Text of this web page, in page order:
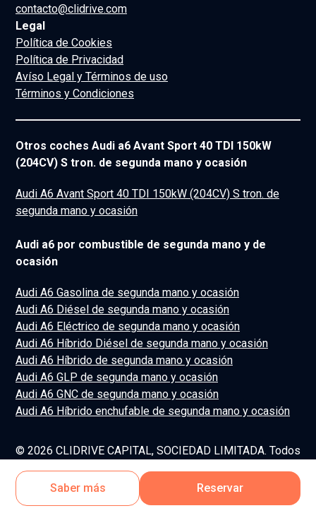
Saber más Reservar
contacto@clidrive.com
Legal
Política de Cookies
Política de Privacidad
Avíso Legal y Términos de uso
Términos y Condiciones
Otros coches Audi a6 Avant Sport 40 TDI 150kW
(204CV) S tron. de segunda mano y ocasión
Audi A6 Avant Sport 40 TDI 150kW (204CV) S tron. de
segunda mano y ocasión
Audi a6 por combustible de segunda mano y de
ocasión
Audi A6 Gasolina de segunda mano y ocasión
Audi A6 Diésel de segunda mano y ocasión
Audi A6 Eléctrico de segunda mano y ocasión
Audi A6 Híbrido Diésel de segunda mano y ocasión
Audi A6 Híbrido de segunda mano y ocasión
Audi A6 GLP de segunda mano y ocasión
Audi A6 GNC de segunda mano y ocasión
Audi A6 Híbrido enchufable de segunda mano y ocasión
© 2026 CLIDRIVE CAPITAL, SOCIEDAD LIMITADA. Todos
los derechos reservados.